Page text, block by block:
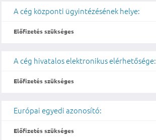
A cég központi ügyintézésének helye:
Előfizetés szükséges
A cég hivatalos elektronikus elérhetősége:
Előfizetés szükséges
Európai egyedi azonosító:
Előfizetés szükséges